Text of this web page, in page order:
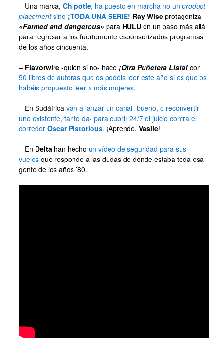
– Una marca, Chipotle, ha puesto en marcha no un product
placementsino ¡TODA UNA SERIE! Ray Wise protagoniza
«Farmed and dangerous» para HULU en un paso más allá
para regresar a los fuertemente esponsorizados programas
de los años cincuenta.
– Flavorwire -quién si no- hace ¡Otra Puñetera Lista! con
50 libros de autoras que os podéis leer este año si es que os
habéis propuesto leer a más mujeres.
– En Sudáfrica van a lanzar un canal -bueno, o reconvertir
uno existente, tanto da- para cubrir 24/7 el juicio contra el
corredor Oscar Pistorious. ¡Aprende, Vasile!
– En Delta han hecho un vídeo de seguridad para sus
vuelos que responde a las dudas de dónde estaba toda esa
gente de los años ’80.